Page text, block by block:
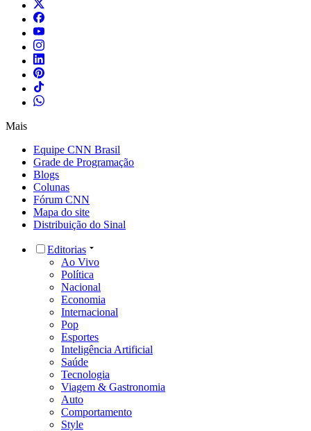
Mais
Equipe CNN Brasil
Grade de Programação
Blogs
Colunas
Fórum CNN
Mapa do site
Distribuição do Sinal
Editorias
Ao Vivo
Política
Nacional
Economia
Internacional
Pop
Esportes
Inteligência Artificial
Saúde
Tecnologia
Viagem & Gastronomia
Auto
Comportamento
Style